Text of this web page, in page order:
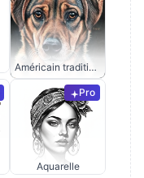
Américain traditionnel
Pro
Aquarelle